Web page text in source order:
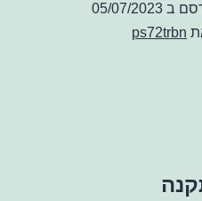
ב 05/07/2023
ps72trbn